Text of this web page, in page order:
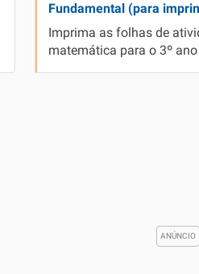
Fundamental (para
Imprima as folhas de
matemática para o 3º ano